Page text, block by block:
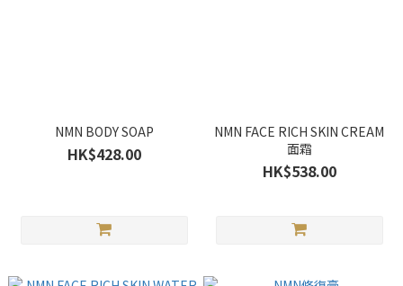
NMN BODY SOAP
HK$428.00
NMN FACE RICH SKIN CREAM
面霜
HK$538.00